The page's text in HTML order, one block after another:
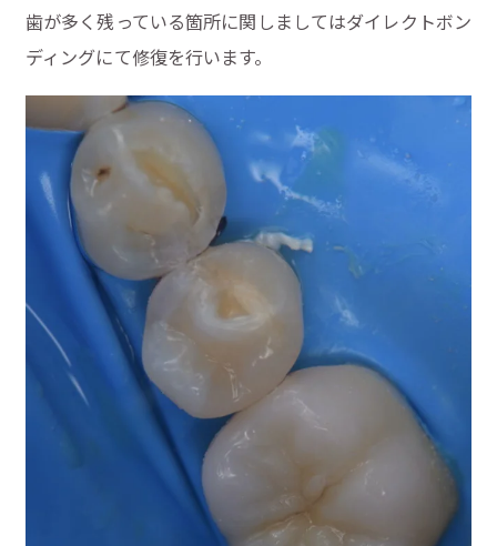
歯が多く残っている箇所に関しましてはダイレクトボン
ディングにて修復を行います。